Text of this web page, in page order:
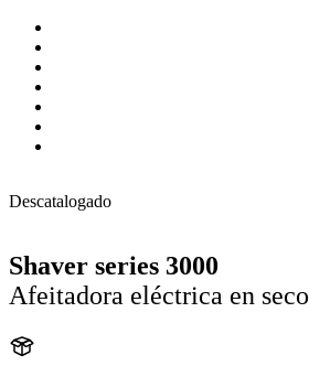
Descatalogado
Shaver series 3000
Afeitadora eléctrica en seco